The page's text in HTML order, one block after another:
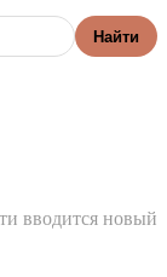
Найти
вводится новый